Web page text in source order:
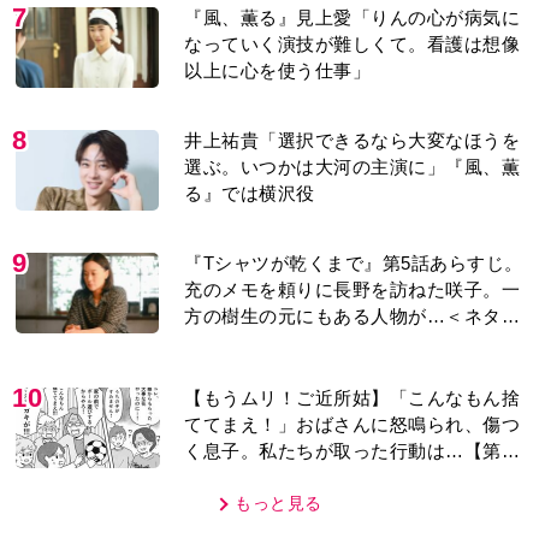
7
『風、薫る』見上愛「りんの心が病気に
なっていく演技が難しくて。看護は想像
以上に心を使う仕事」
8
井上祐貴「選択できるなら大変なほうを
選ぶ。いつかは大河の主演に」『風、薫
る』では横沢役
9
『Tシャツが乾くまで』第5話あらすじ。
充のメモを頼りに長野を訪ねた咲子。一
方の樹生の元にもある人物が…＜ネタバ
10
【もうムリ！ご近所姑】「こんなもん捨
ててまえ！」おばさんに怒鳴られ、傷つ
く息子。私たちが取った行動は…【第3
もっと見る